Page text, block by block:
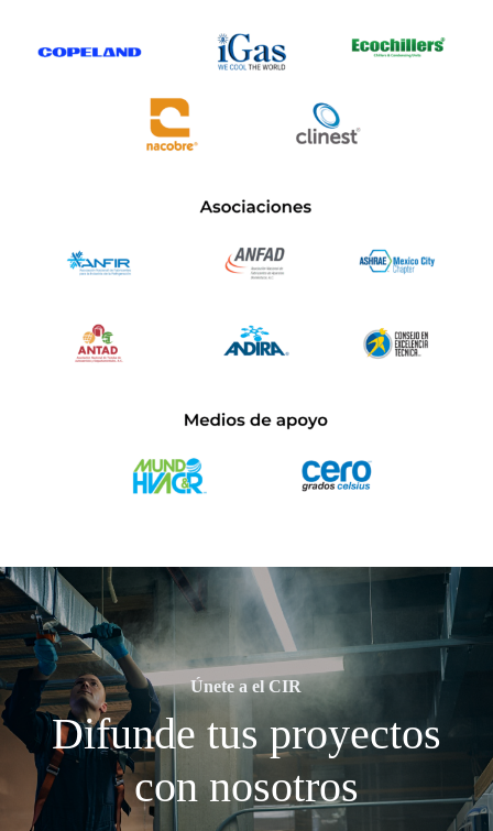
Únete a el CIR
Difunde tus proyectos
con nosotros